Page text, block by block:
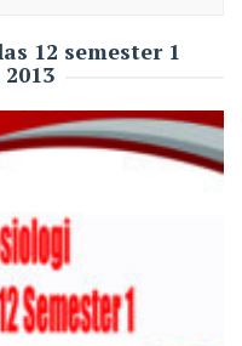
12 semester 1